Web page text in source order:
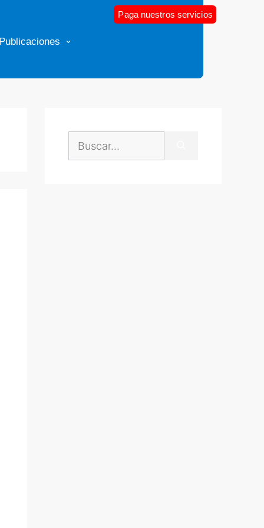
Paga nuestros servicios